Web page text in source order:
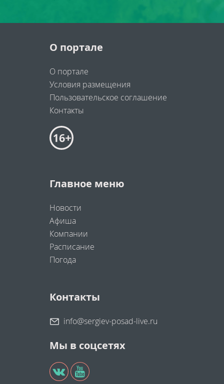
О портале
О портале
Условия размещения
Пользовательское соглашение
Контакты
Главное меню
Новости
Афиша
Компании
Расписание
Погода
Контакты
info@sergiev-posad-live.ru
Мы в соцсетях